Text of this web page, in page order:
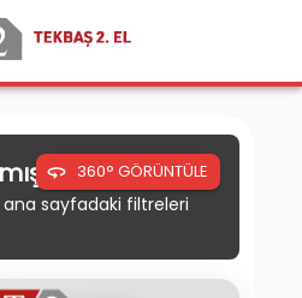
sayfadaki filtreleri
360° GÖRÜNTÜLE